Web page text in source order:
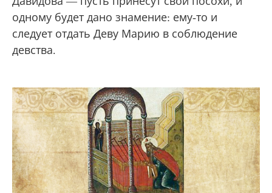
одному будет дано знамение: ему-то и
следует отдать Деву Марию в соблюдение
девства.